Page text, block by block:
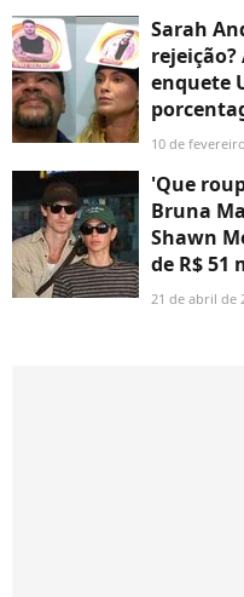
Sarah
rejeição?
enquete
10 de
'Que
Bruna
Shawn
de R$ 51
21 de abril de